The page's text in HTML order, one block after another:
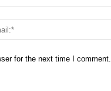
for the next time I comment.